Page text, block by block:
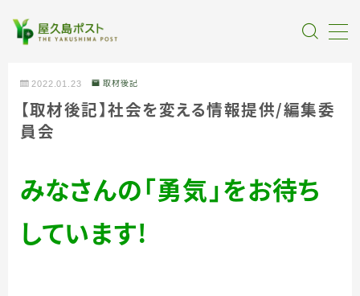
全記事カテゴリー
2022.01.23 取材後記
【取材後記】社会を変える情報提供／編集委
員会
みなさんの「勇気」をお待ち
しています！